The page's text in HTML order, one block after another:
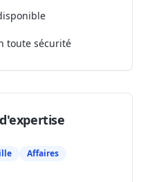
toute sécurité
Affaires